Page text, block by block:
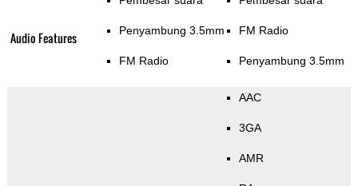
Audio Features Penyambung 3.5mm
FM Radio
FM Radio
Penyambung 3.5mm
AAC
3GA
AMR